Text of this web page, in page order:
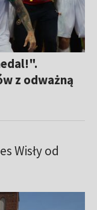
z odważną
Wisły od